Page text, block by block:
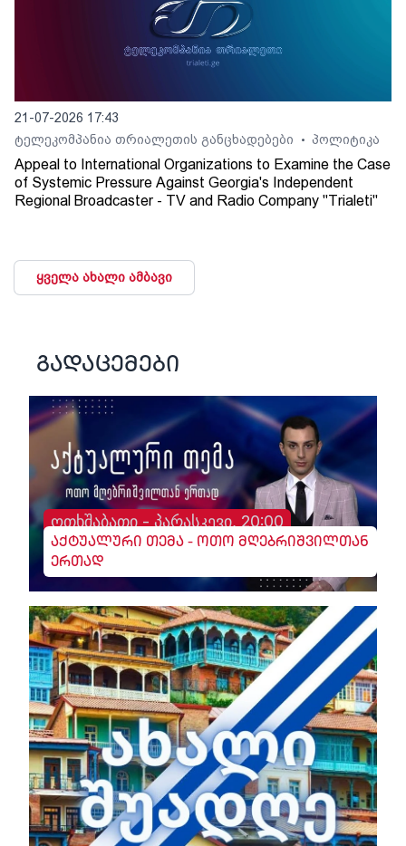
21-07-2026 17:43
ტელეკომპანია თრიალეთის განცხადებები
• პოლიტიკა
Appeal to International Organizations to Examine the Case
of Systemic Pressure Against Georgia's Independent
Regional Broadcaster - TV and Radio Company "Trialeti"
ყველა ახალი ამბავი
გადაცემები
ოთხშაბათი - პარასკევი, 20:00
აქტუალური თემა - ოთო მღებრიშვილთან
ერთად